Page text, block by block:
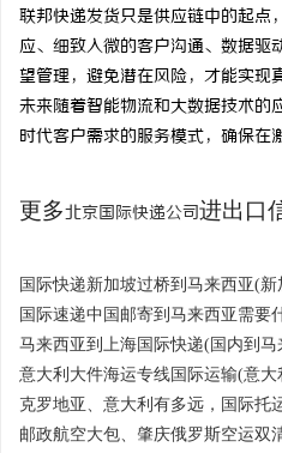
联邦快递发货只是供应链中的起点
应、细致入微的客户沟通、数据驱
望管理，避免潜在风险，才能实现
未来随着智能物流和大数据技术的
时代客户需求的服务模式，确保在
更多北京国际快递公司进出口
国际快递新加坡过桥到马来西亚(
国际速递中国邮寄到马来西亚需要
马来西亚到上海国际快递(国内到
意大利大件海运专线国际运输(意大
克罗地亚、意大利有多远，国际托
邮政航空大包、肇庆俄罗斯空运双